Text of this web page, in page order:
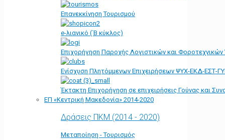
Επανεκκίνηση Τουρισμού
e-λιανικό (΄Β κύκλος)
Επιχορήγηση Παροχής Λογιστικών και
Ενίσχυση Πλητόμμενων Επιχειρήσεων ΨΥΧ-ΕΚΔ-ΕΣΤ-
Έκτακτη Επιχορήγηση σε επιχειρήσεις Γούνας και
ΕΠ «Kεντρική Μακεδονία» 2014-2020
Δράσεις ΠΚΜ (2014 - 2020)
Μεταποίηση - Τουρισμός